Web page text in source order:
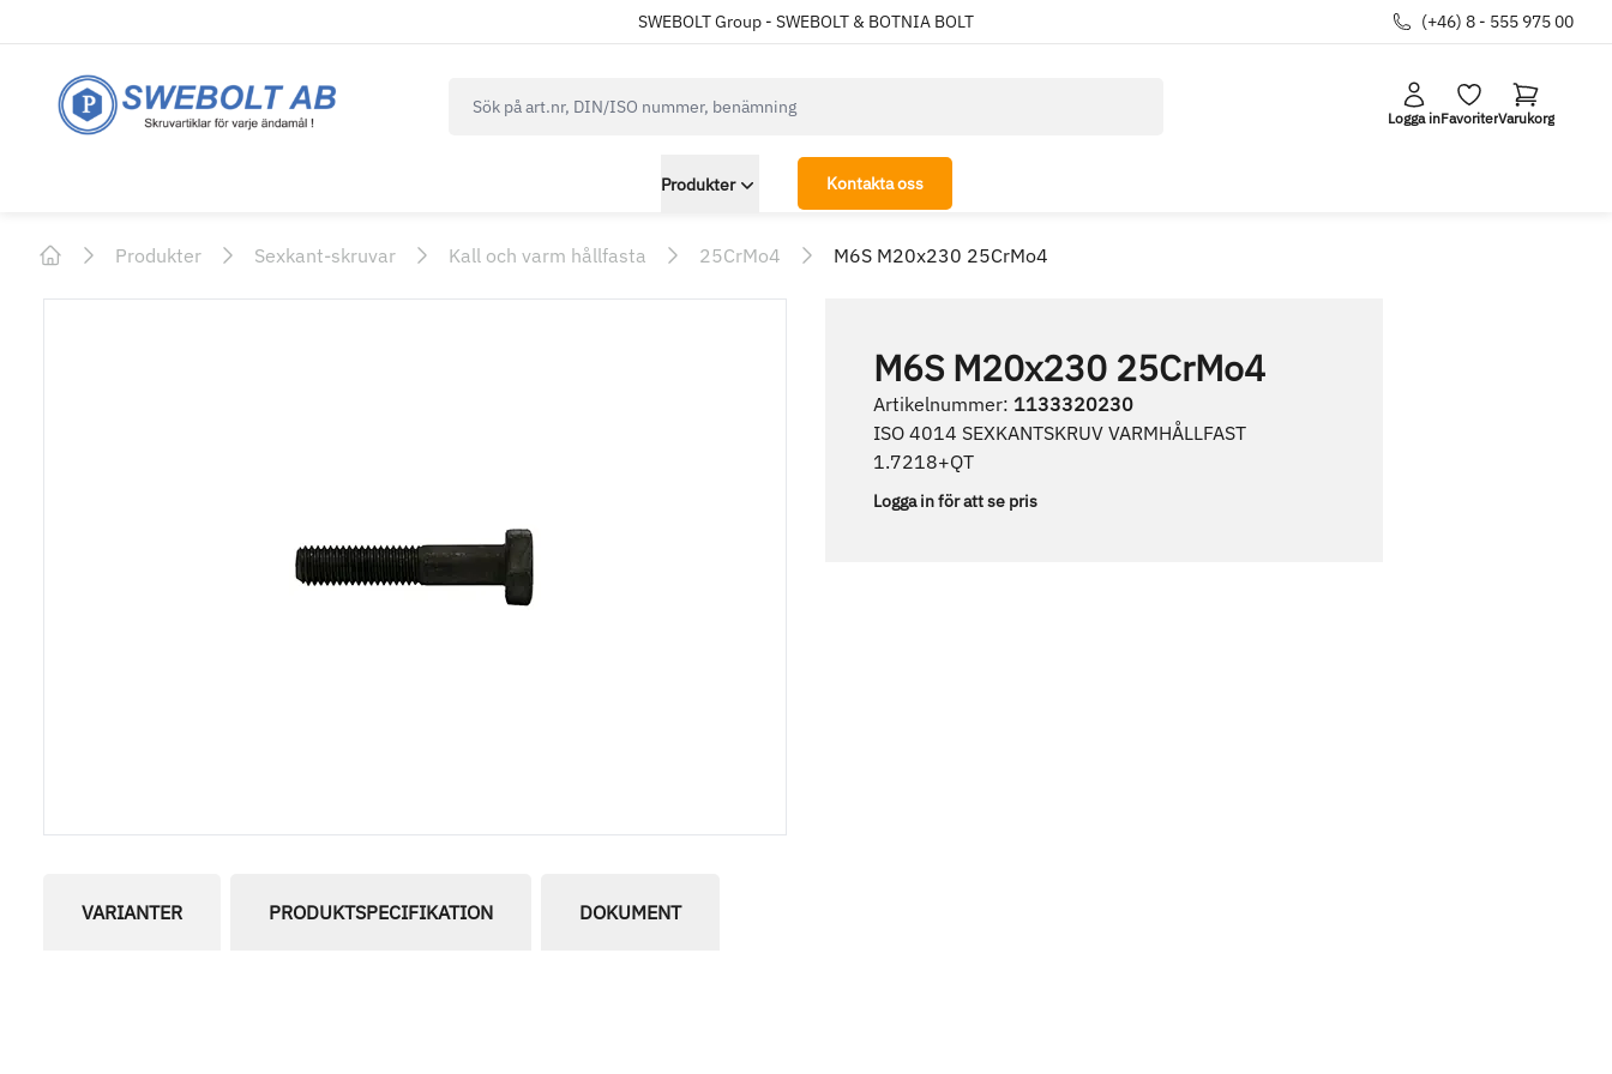
SWEBOLT Group - SWEBOLT & BOTNIA BOLT (+46) 8 - 555 975 00
Logga inFavoriterVarukorg
Produkter Kontakta oss
Produkter Sexkant-skruvar Kall och varm hållfasta 25CrMo4 M6S M20x230 25CrMo4
M6S M20x230 25CrMo4
Artikelnummer: 1133320230
ISO 4014 SEXKANTSKRUV VARMHÅLLFAST
1.7218+QT
Logga in för att se pris
VARIANTER PRODUKTSPECIFIKATION DOKUMENT